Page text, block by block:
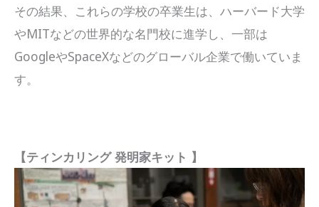
その結果、これらの学校の卒業生は、ハーバード大学
やMITなどの世界的な名門校に進学し、一部は
GoogleやSpaceXなどのグローバル企業で働いていま
す。
【ティンカリング 発明家キット 】